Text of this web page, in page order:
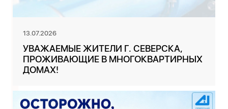
13.07.2026
УВАЖАЕМЫЕ ЖИТЕЛИ Г. СЕВЕРСКА,
ПРОЖИВАЮЩИЕ В МНОГОКВАРТИРНЫХ
ДОМАХ!